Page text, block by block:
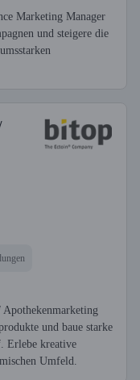
Marketing Manager
und steigere die
und baue starke
Erlebe kreative
Umfeld.